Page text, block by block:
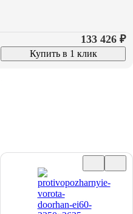
133 426 ₽
Купить в 1 клик